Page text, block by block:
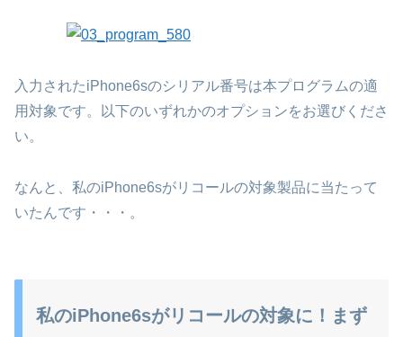
入力されたiPhone6sのシリアル番号は本プログラムの適
用対象です。以下のいずれかのオプションをお選びくださ
い。
なんと、私のiPhone6sがリコールの対象製品に当たって
いたんです・・・。
私のiPhone6sがリコールの対象に！まず